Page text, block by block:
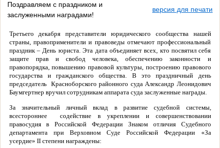
Поздравляем с праздником и
заслуженными наградами!
версия для печати
Третьего декабря представители юридического сообщества нашей
страны, правоприменители и правоведы отмечают профессиональный
праздник – День юриста. Эта дата объединяет всех, кто посвятил себя
защите прав и свобод человека, обеспечению законности и
правопорядка, повышению правовой культуры, построению правового
государства и гражданского общества. В это праздничный день
председатель
Красноборского районного суда Александр Леонидович
Баумгертнер вручил сотрудникам аппарата суда заслуженные награды.
За значительный личный вклад в развитие судебной системы,
всестороннее
содействие в укреплении и совершенствовании
правосудия в Российской Федерации Знаком отличия Судебного
департамента при Верховном Суде Российской Федерации «За
усердие» IIстепени награждены: